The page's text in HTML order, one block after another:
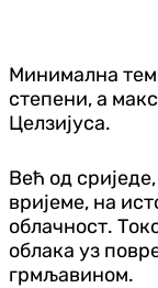
Минимална
степени, а
Целзијуса.
Већ од
вријеме, на
облачност.
облака уз
грмљавином.